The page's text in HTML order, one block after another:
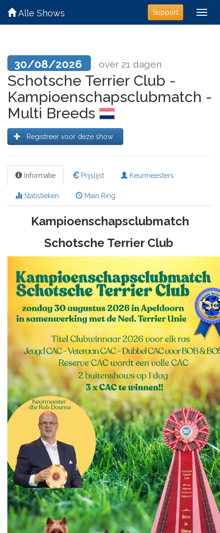
Support
Alle Shows
30/08/2026 over 21 dagen
Schotsche Terrier Club -
Kampioenschapsclubmatch -
Multi Breeds
Registreer voor deze show
Informatie Prijslijst Keurmeesters
Statistieken Main Ring
Kampioenschapsclubmatch
Schotsche Terrier Club